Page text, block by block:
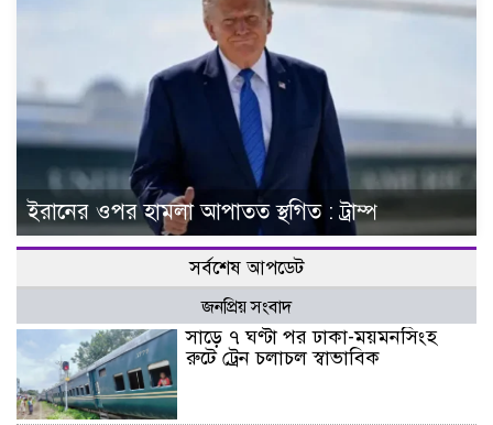
ইরানের ওপর হামলা আপাতত স্থগিত : ট্রাম্প
সর্বশেষ আপডেট
জনপ্রিয় সংবাদ
সাড়ে ৭ ঘণ্টা পর ঢাকা-ময়মনসিংহ
রুটে ট্রেন চলাচল স্বাভাবিক